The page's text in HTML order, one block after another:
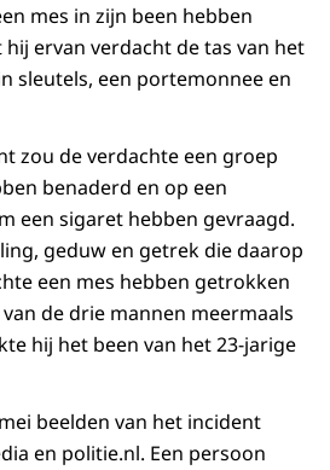
mes in zijn been hebben
ervan verdacht de tas van het
sleutels, een portemonnee en
zou de verdachte een groep
benaderd en op een
een sigaret hebben gevraagd.
geduw en getrek die daarop
een mes hebben getrokken
de drie mannen meermaals
hij het been van het 23-jarige
beelden van het incident
en politie.nl. Een persoon